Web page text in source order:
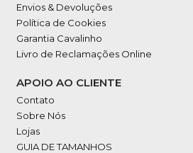
Envios & Devoluções
Política de Cookies
Garantia Cavalinho
Livro de Reclamações Online
APOIO AO CLIENTE
Contato
Sobre Nós
Lojas
GUIA DE TAMANHOS